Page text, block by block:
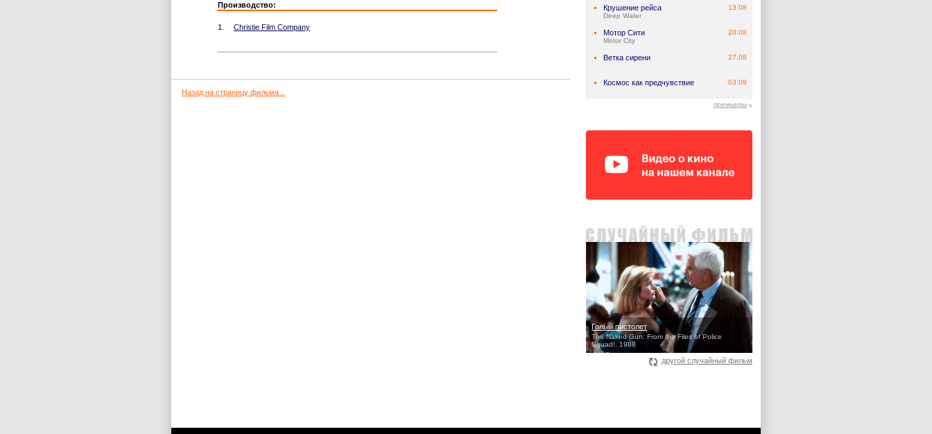
Производство:
1. Christie Film Company
Назад на страницу фильма...
Крушение рейса
Deep Water
13.08
Мотор Сити
Motor City
20.08
Ветка сирени 27.08
Космос как предчувствие 03.09
премьеры
Голый пистолет
The Naked Gun: From the Files of Police
Squad!, 1988
другой случайный фильм